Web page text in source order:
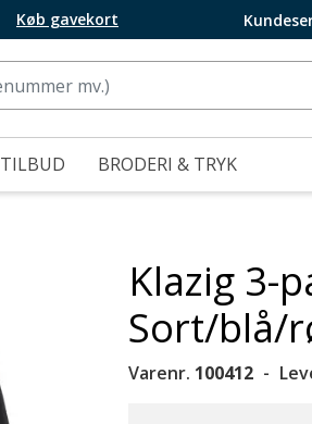
Køb gavekort
TILBUD BRODERI & TRYK
Klazig 3-
Sort/blå/
Varenr. 100412